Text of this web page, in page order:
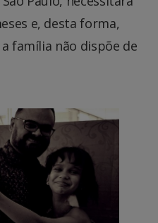
e, desta forma,
família não dispõe de